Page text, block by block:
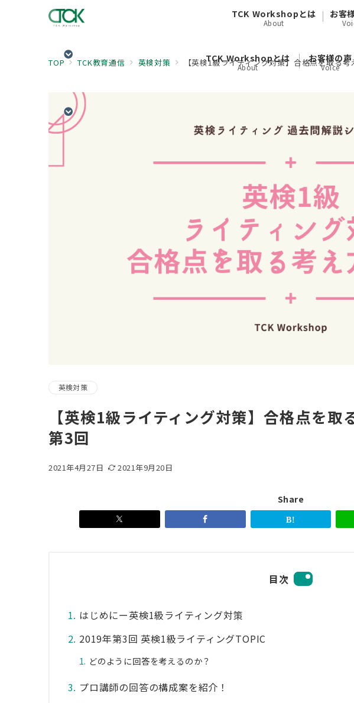
TCK Workshopとは
About
お客様の声
Voice
TCK Workshopとは
About
お客
TOP TCK教育通信 英検対策 【英検1級ライティング対策】合格点を取る
英検対策
【英検1級ライティング対策】合格点を
第3回
2021年4月27日 2021年9月20日
Share
目次
はじめにー英検1級ライティング対策
2019年第3回 英検1級ライティングTOPIC
どのように回答を考えるのか？
プロ講師の回答の構成案を紹介！